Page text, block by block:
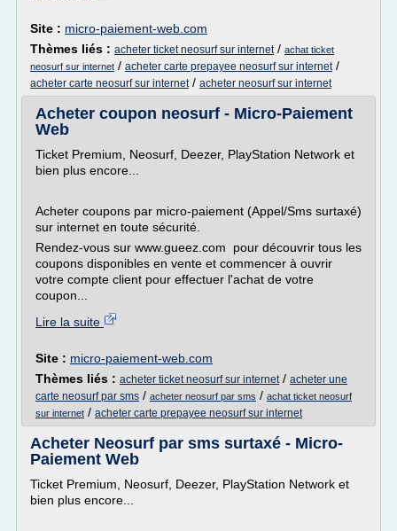
Site : micro-paiement-web.com
Thèmes liés : acheter ticket neosurf sur internet/ achat ticket
neosurf sur internet / acheter carte prepayee neosurf sur internet/
acheter carte neosurf sur internet/ acheter neosurf sur internet
Acheter coupon neosurf - Micro-Paiement
Web
Ticket Premium, Neosurf, Deezer, PlayStation Network et
bien plus encore...
Acheter coupons par micro-paiement (Appel/Sms surtaxé)
sur internet en toute sécurité.
Rendez-vous sur www.gueez.com pour découvrir tous les
coupons disponibles en vente et commencer à ouvrir
votre compte client pour effectuer l'achat de votre
coupon...
Lire la suite
Site : micro-paiement-web.com
Thèmes liés : acheter ticket neosurf sur internet/ acheter une
carte neosurf par sms / acheter neosurf par sms / achat ticket neosurf
sur internet / acheter carte prepayee neosurf sur internet
Acheter Neosurf par sms surtaxé - Micro-
Paiement Web
Ticket Premium, Neosurf, Deezer, PlayStation Network et
bien plus encore...